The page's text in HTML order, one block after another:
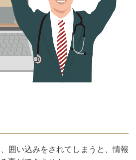
囲い込みをされてしまうと、情報